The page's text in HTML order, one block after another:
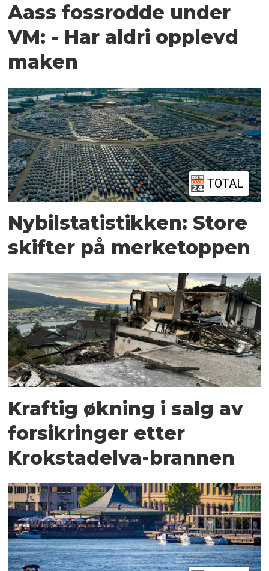
Aass fossrodde under
VM: - Har aldri opplevd
maken
TOTAL
Nybilstatistikken: Store
skifter på merketoppen
Kraftig økning i salg av
forsikringer etter
Krokstadelva-brannen